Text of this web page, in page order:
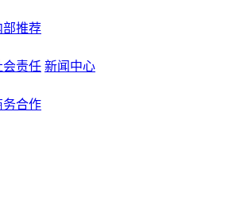
部推荐
会责任 新闻中心
务合作